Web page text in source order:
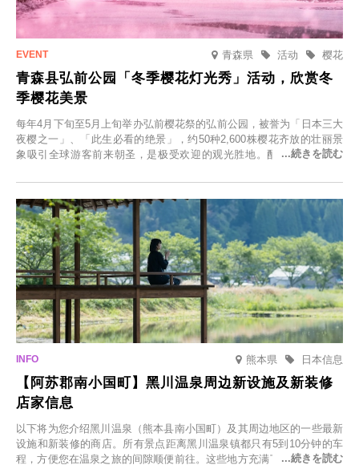
青森県 樱花
活动
青森县弘前公园「冬季樱花灯光秀」活动，欣赏冬
季樱花美景
每年4月下旬至5月上旬举办弘前樱花祭的弘前公园，被誉为「日本三大
夜樱之一」、「此生必看的绝景」，约50种2,600株樱花齐放的壮丽景
象吸引全球游客前来朝圣，是极受欢迎的观光胜地。配合最佳观雪时
「冬季樱花灯光秀」。
熊本県 日本信息
【阿苏郡南小国町】黑川温泉周边新设施及新装修
店家信息
以下将为您介绍黑川温泉（熊本县南小国町）及其周边地区的一些最新
设施和新装修的商店。所有景点距离黑川温泉镇都只有5到10分钟的车
程，方便您在温泉之旅的间隙顺便前往。这些地方充满了各种魅力，包